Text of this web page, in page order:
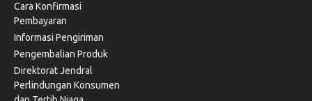
Cara Konfirmasi
Pembayaran
Informasi Pengiriman
Pengembalian Produk
Direktorat Jendral
Perlindungan Konsumen